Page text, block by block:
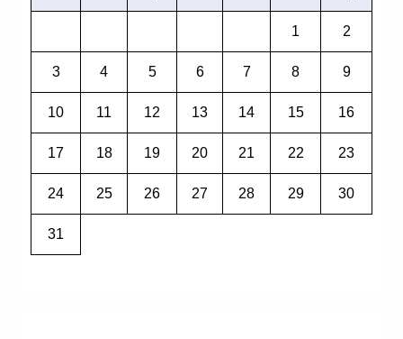
1 2
3 4 5 6 7 8 9
10 11 12 13 14 15 16
17 18 19 20 21 22 23
24 25 26 27 28 29 30
31